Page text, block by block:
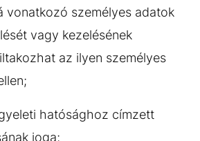
vonatkozó személyes adatok
vagy kezelésének
az ilyen személyes
hatósághoz címzett
joga;